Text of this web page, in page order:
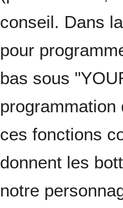
conseil. Dans
pour
bas sous
ces fonctions
donnent les
notre